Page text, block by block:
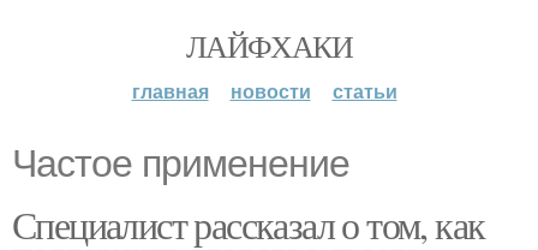
ЛАЙФХАКИ
главная новости статьи
Частое применение
Специалист рассказал о том, как